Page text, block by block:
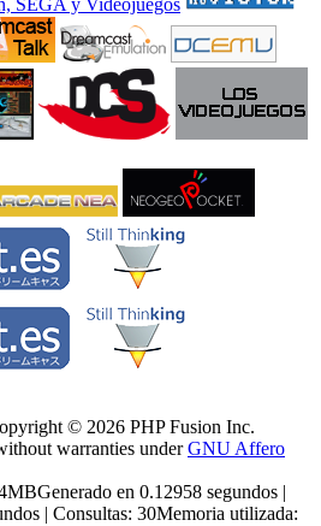
© 2026 PHP Fusion Inc.
warranties underGNU Affero
en 0.12958 segundos |
| Consultas: 30Memoria utilizada: